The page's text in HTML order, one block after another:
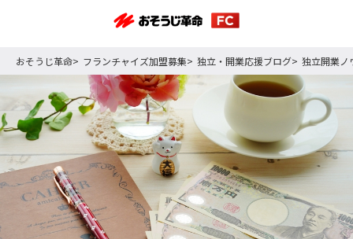
おそうじ革命 フランチャイズ加盟募集 独立・開業応援ブログ 独立開業ノ